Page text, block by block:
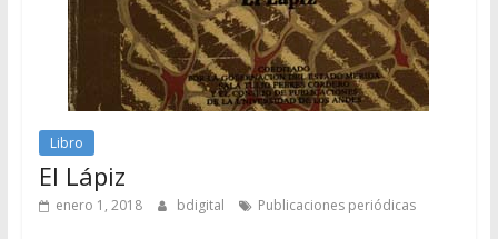
Libro
El Lápiz
enero 1, 2018 bdigital Publicaciones periódicas